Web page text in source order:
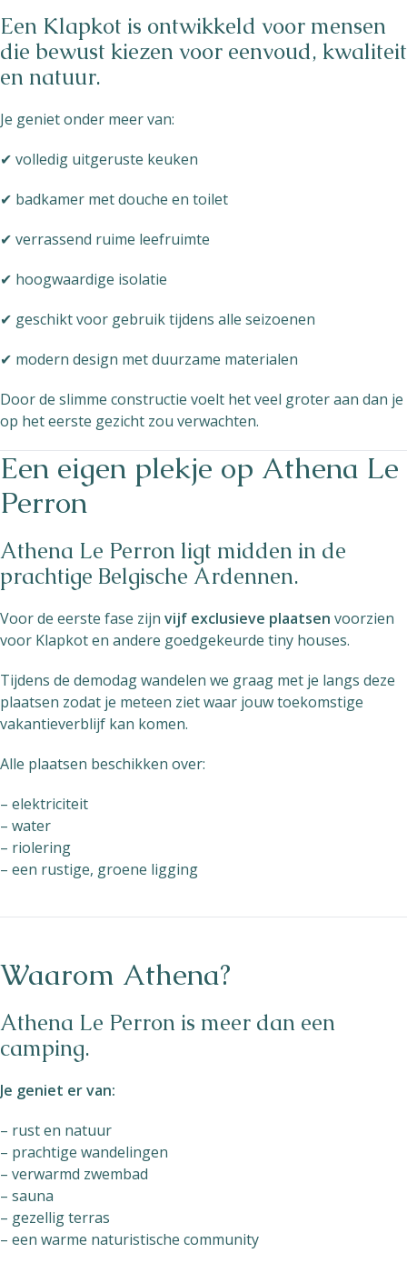
Een Klapkot is ontwikkeld voor mensen
die bewust kiezen voor eenvoud, kwaliteit
en natuur.
Je geniet onder meer van:
✔ volledig uitgeruste keuken
✔ badkamer met douche en toilet
✔ verrassend ruime leefruimte
✔ hoogwaardige isolatie
✔ geschikt voor gebruik tijdens alle seizoenen
✔ modern design met duurzame materialen
Door de slimme constructie voelt het veel groter aan dan je
op het eerste gezicht zou verwachten.
Een eigen plekje op Athena Le
Perron
Athena Le Perron ligt midden in de
prachtige Belgische Ardennen.
Voor de eerste fase zijn vijf exclusieve plaatsen voorzien
voor Klapkot en andere goedgekeurde tiny houses.
Tijdens de demodag wandelen we graag met je langs deze
plaatsen zodat je meteen ziet waar jouw toekomstige
vakantieverblijf kan komen.
Alle plaatsen beschikken over:
– elektriciteit
– water
– riolering
– een rustige, groene ligging
Waarom Athena?
Athena Le Perron is meer dan een
camping.
Je geniet er van:
– rust en natuur
– prachtige wandelingen
– verwarmd zwembad
– sauna
– gezellig terras
– een warme naturistische community